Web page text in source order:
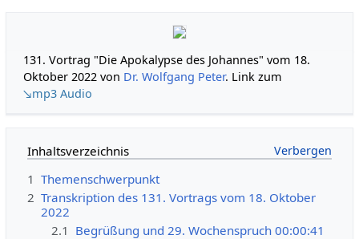
131. Vortrag "Die Apokalypse des Johannes" vom 18.
Oktober 2022 von Dr. Wolfgang Peter. Link zum
↘mp3 Audio
Inhaltsverzeichnis
1 Themenschwerpunkt
2 Transkription des 131. Vortrags vom 18. Oktober
2022
2.1 Begrüßung und 29. Wochenspruch 00:00:41